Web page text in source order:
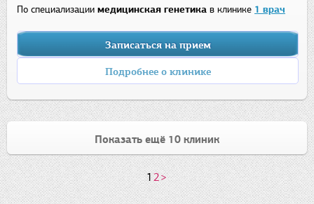
По специализации медицинская генетика в клинике 1 врач
Записаться на прием
Подробнее о клинике
Показать ещё 10 клиник
12>